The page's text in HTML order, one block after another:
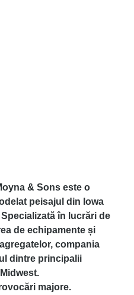
& Sons este o
peisajul din Iowa
în lucrări de
de echipamente și
compania
dintre principalii
majore.